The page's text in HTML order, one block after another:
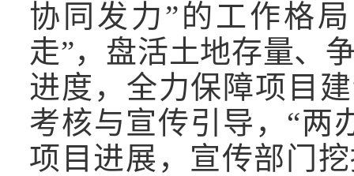
协同发力”的工作格
走”，盘活土地存量、
进度，全力保障项目
考核与宣传引导，“两
项目进展，宣传部门